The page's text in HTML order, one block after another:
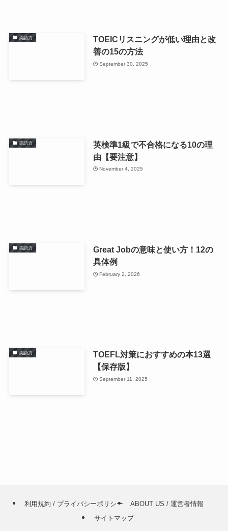
英語力
TOEICリスニングが低い理由と改
善の15の方法
September 30, 2025
英語力
英検準1級で不合格になる10の理
由【要注意】
November 4, 2025
英語力
Great Jobの意味と使い方！12の
具体例
February 2, 2026
英語力
TOEFL対策におすすめの本13選
【保存版】
September 11, 2025
利用規約 / プライバシーポリシー
ABOUT US / 運営者情報
サイトマップ